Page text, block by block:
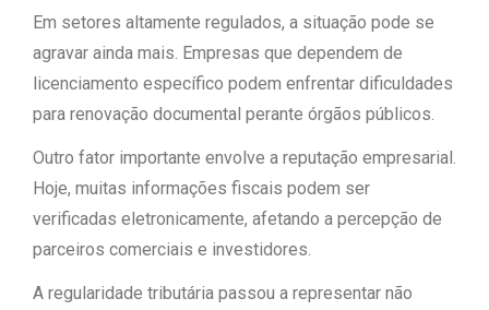
Em setores altamente regulados, a situação pode se
agravar ainda mais. Empresas que dependem de
licenciamento específico podem enfrentar dificuldades
para renovação documental perante órgãos públicos.
Outro fator importante envolve a reputação empresarial.
Hoje, muitas informações fiscais podem ser
verificadas eletronicamente, afetando a percepção de
parceiros comerciais e investidores.
A regularidade tributária passou a representar não